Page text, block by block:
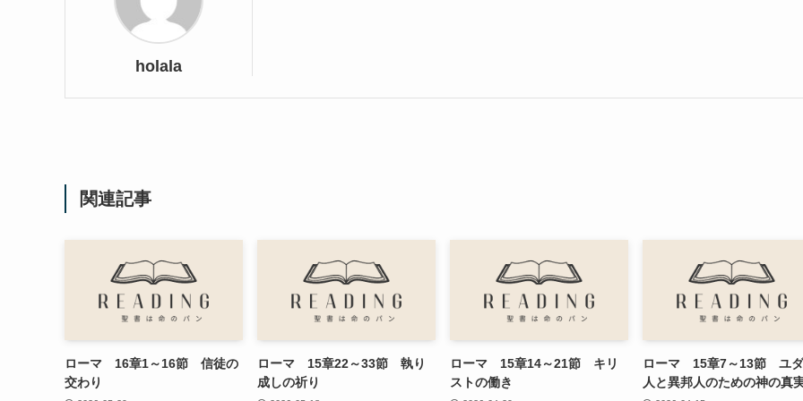
holala
関連記事
ローマ 16章1～16節 信徒の
交わり
ローマ 15章22～33節 執り
成しの祈り
ローマ 15章14～21節 キリ
ストの働き
ローマ 15章7～13節 ユ
人と異邦人のための神の真